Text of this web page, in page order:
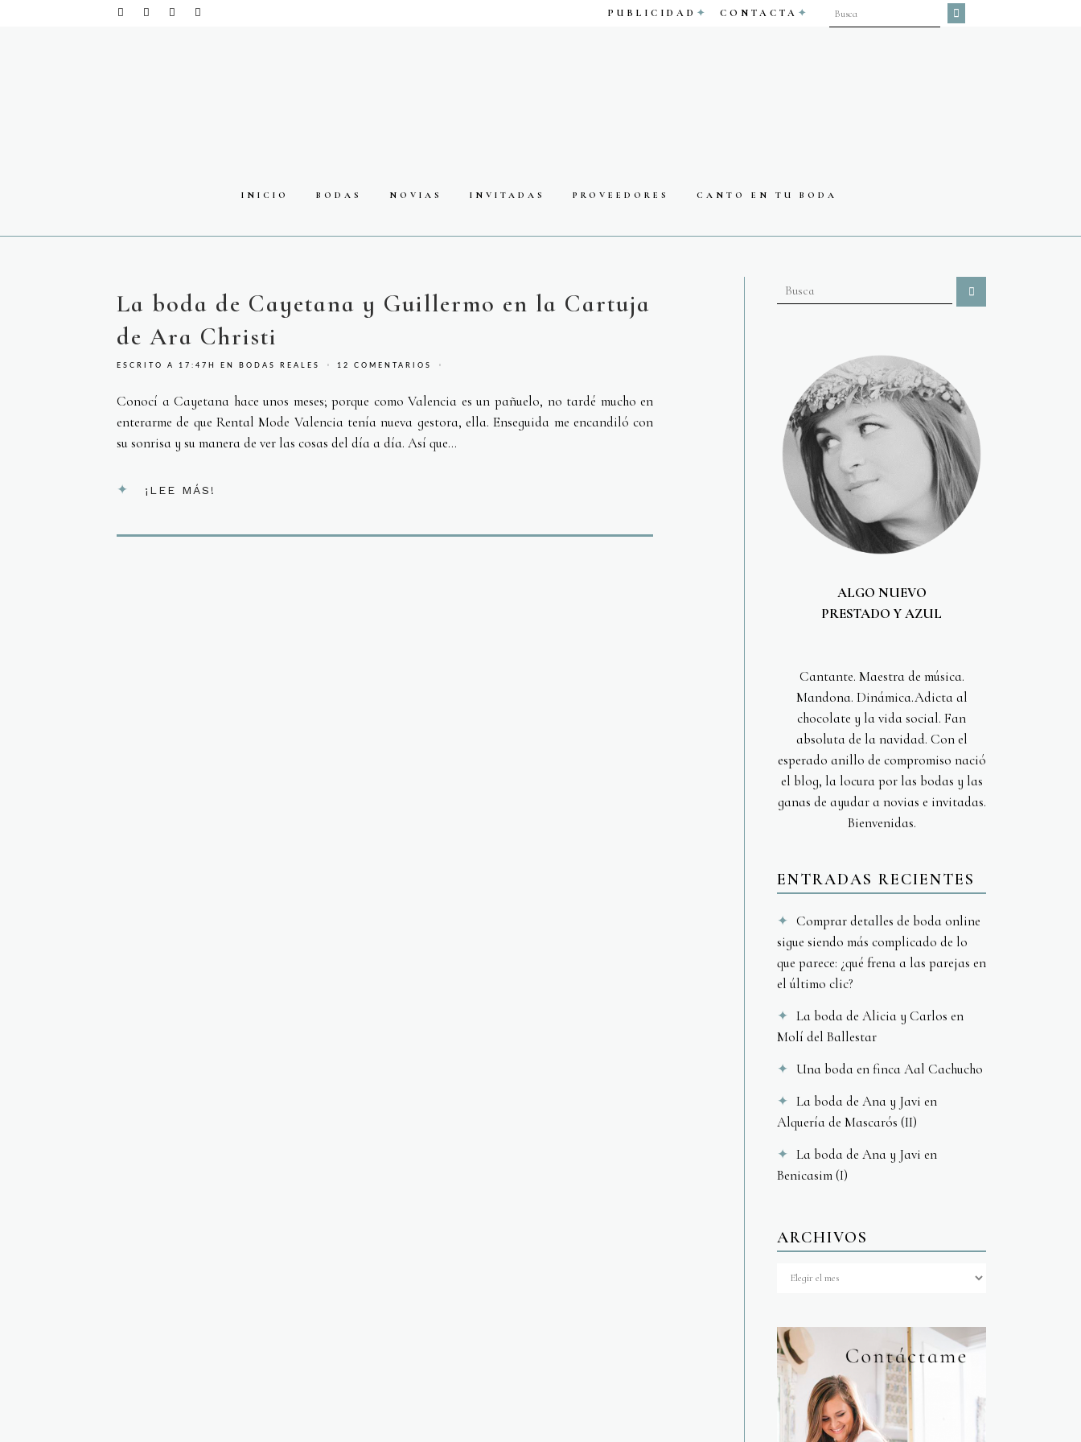
PUBLICIDAD CONTACTA
INICIO BODAS NOVIAS INVITADAS PROVEEDORES CANTO EN TU BODA
La boda de Cayetana y Guillermo en la Cartuja
de Ara Christi
ESCRITO A 17:47H EN BODAS REALES 12 COMENTARIOS
Conocí a Cayetana hace unos meses; porque como Valencia es un pañuelo, no tardé mucho en
enterarme de que Rental Mode Valencia tenía nueva gestora, ella. Enseguida me encandiló con
su sonrisa y su manera de ver las cosas del día a día. Así que...
¡LEE MÁS!
ALGO NUEVO
PRESTADO Y AZUL
Cantante. Maestra de música.
Mandona. Dinámica.Adicta al
chocolate y la vida social. Fan
absoluta de la navidad. Con el
esperado anillo de compromiso nació
el blog, la locura por las bodas y las
ganas de ayudar a novias e invitadas.
Bienvenidas.
ENTRADAS RECIENTES
Comprar detalles de boda online
sigue siendo más complicado de lo
que parece: ¿qué frena a las parejas en
el último clic?
La boda de Alicia y Carlos en
Molí del Ballestar
Una boda en finca Aal Cachucho
La boda de Ana y Javi en
Alquería de Mascarós (II)
La boda de Ana y Javi en
Benicasim (I)
ARCHIVOS
Archivos